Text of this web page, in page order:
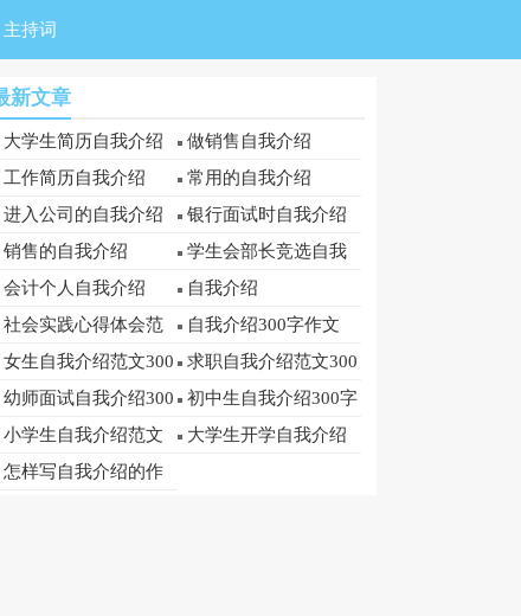
主持词
新文章
大学生简历自我介绍
做销售自我介绍
工作简历自我介绍
常用的自我介绍
进入公司的自我介绍
银行面试时自我介绍
销售的自我介绍
学生会部长竞选自我
介绍
会计个人自我介绍
自我介绍
社会实践心得体会范
300字(通用3篇)
自我介绍300字作文
女生自我介绍范文300
求职自我介绍范文300
字
幼师面试自我介绍300
初中生自我介绍300字
小学生自我介绍范文
字
大学生开学自我介绍
怎样写自我介绍的作